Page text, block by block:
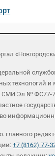
технологий
СМИ Эл № ФС77-
главного
+7 (8162) 77-